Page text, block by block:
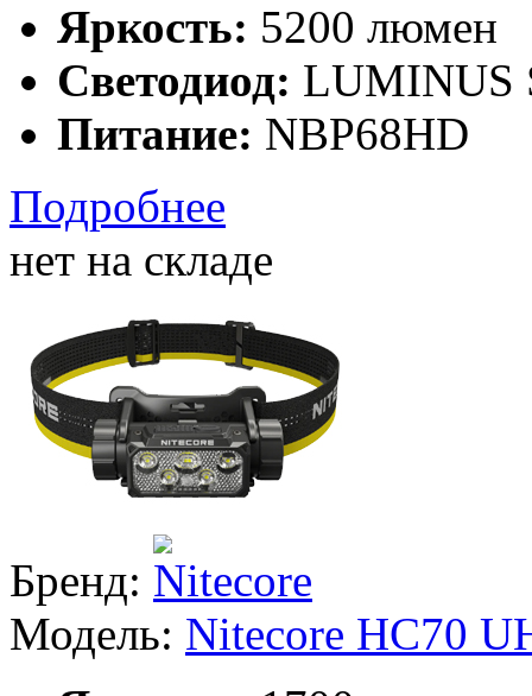
Яркость: 5200 люмен
Светодиод: LUMINUS
Питание: NBP68HD
Подробнее
нет на складе
Бренд:
Модель: Nitecore HC70